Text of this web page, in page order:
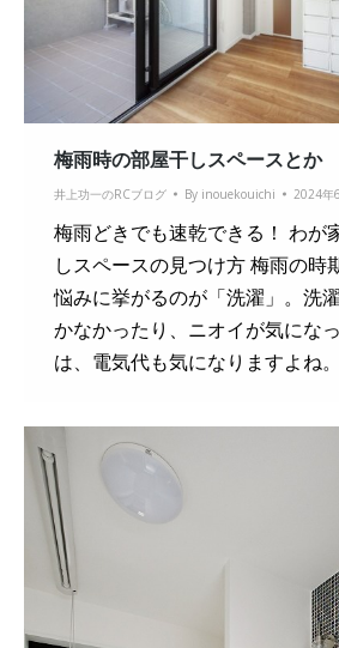
梅雨時の部屋干しスペースとか
井上功一のRCブログ By inouekouichi 2024年
梅雨どきでも速乾できる！ わが
しスペースの見つけ方 梅雨の時
悩みに挙がるのが「洗濯」。洗
かなかったり、ニオイが気にな
は、電気代も気になりますよね